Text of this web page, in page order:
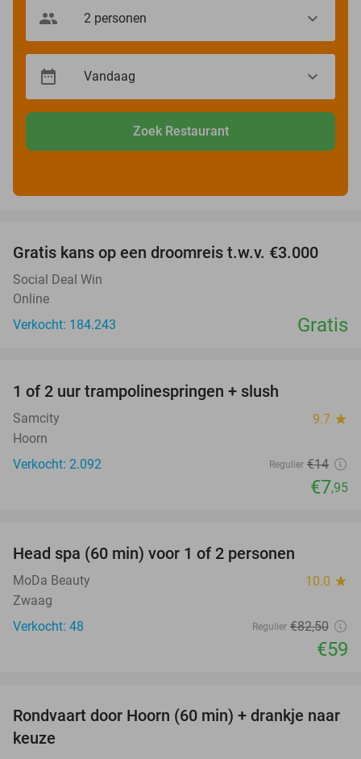
Zoek Restaurant
Gratis kans op een droomreis t.w.v. €3.000
Social Deal Win
Online
Verkocht: 184.243
Gratis
1 of 2 uur trampolinespringen + slush
Samcity 9.7 star
Hoorn
Verkocht: 2.092
Regulier €14
€7,95
Head spa (60 min) voor 1 of 2 personen
MoDa Beauty 10.0 star
Zwaag
Verkocht: 48
Regulier €82,50
€59
38%
Rondvaart door Hoorn (60 min) + drankje naar
keuze